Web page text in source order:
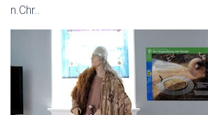
n.Chr..